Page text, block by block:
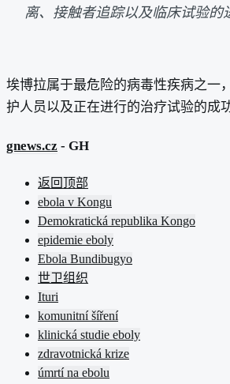
离、接触者追踪以及临床试验的
埃博拉属于最危险的病毒性疾病之一
护人员以及正在进行的治疗试验的成功
gnews.cz - GH
返回顶部
ebola v Kongu
Demokratická republika Kongo
epidemie eboly
Ebola Bundibugyo
世卫组织
Ituri
komunitní šíření
klinická studie eboly
zdravotnická krize
úmrtí na ebolu